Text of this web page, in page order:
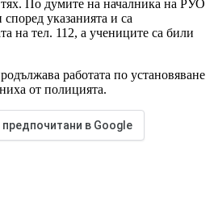
тях. По думите на началника на РУО
указанията и са
на тел. 112, а учениците са били
работата по установяване
от полицията.
в Google